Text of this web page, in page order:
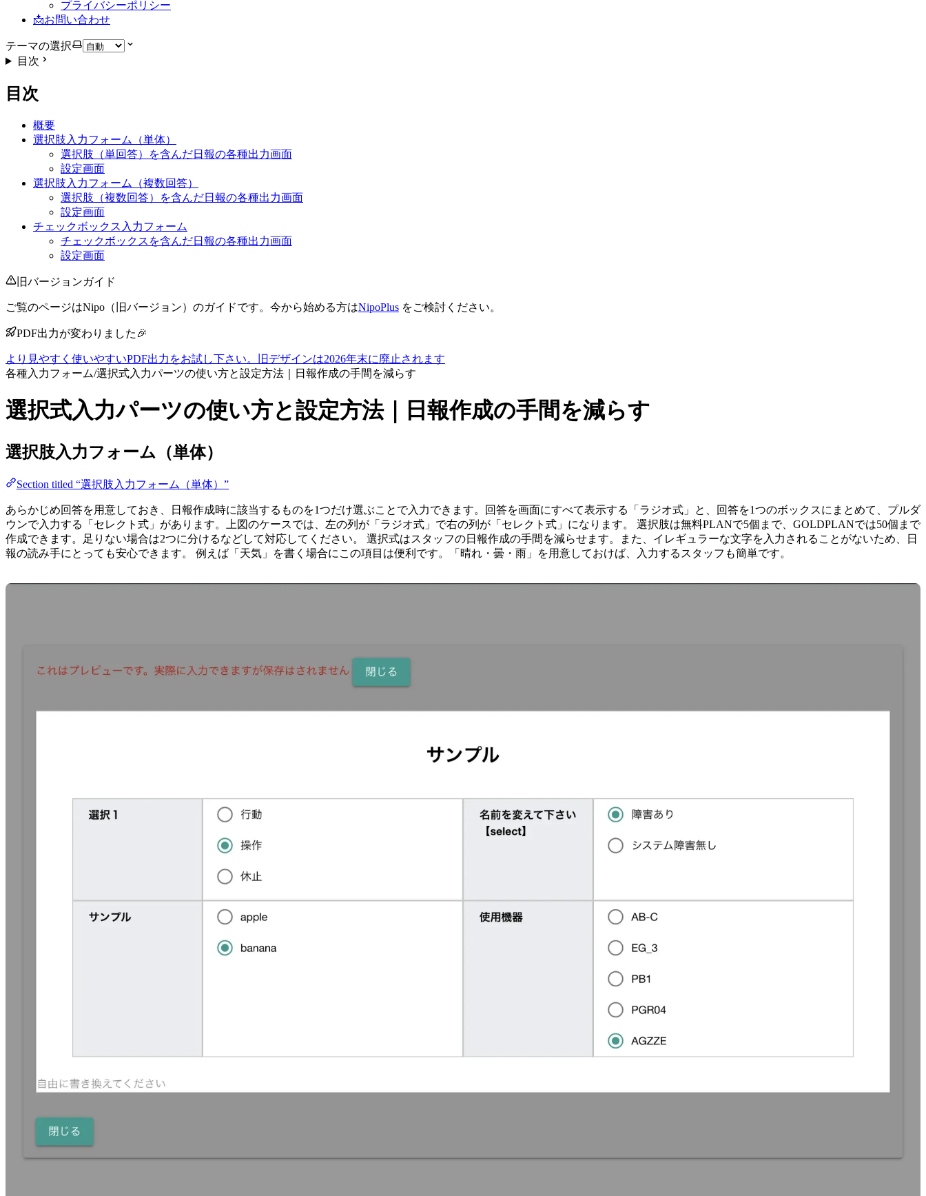
プライバシーポリシー
📩お問い合わせ
テーマの選択
目次
目次
概要
選択肢入力フォーム（単体）
選択肢（単回答）を含んだ日報の各種出力画面
設定画面
選択肢入力フォーム（複数回答）
選択肢（複数回答）を含んだ日報の各種出力画面
設定画面
チェックボックス入力フォーム
チェックボックスを含んだ日報の各種出力画面
設定画面
旧バージョンガイド
ご覧のページはNipo（旧バージョン）のガイドです。今から始める方はNipoPlus をご検討ください。
PDF出力が変わりました🎉
より見やすく使いやすいPDF出力をお試し下さい。旧デザインは2026年末に廃止されます
各種入力フォーム/選択式入力パーツの使い方と設定方法｜日報作成の手間を減らす
選択式入力パーツの使い方と設定方法｜日報作成の手間を減らす
選択肢入力フォーム（単体）
Section titled “選択肢入力フォーム（単体）”
あらかじめ回答を用意しておき、日報作成時に該当するものを1つだけ選ぶことで入力できます。回答を画面にすべて表示する「ラジオ式」と、回答を1つのボックスにまとめて、プルダ
ウンで入力する「セレクト式」があります。上図のケースでは、左の列が「ラジオ式」で右の列が「セレクト式」になります。 選択肢は無料PLANで5個まで、GOLDPLANでは50個まで
作成できます。足りない場合は2つに分けるなどして対応してください。 選択式はスタッフの日報作成の手間を減らせます。また、イレギュラーな文字を入力されることがないため、日
報の読み手にとっても安心できます。 例えば「天気」を書く場合にこの項目は便利です。「晴れ・曇・雨」を用意しておけば、入力するスタッフも簡単です。